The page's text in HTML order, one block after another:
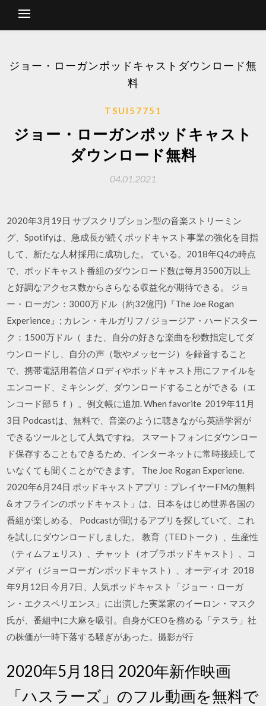
ジョー・ローガンポッドキャストダウンロード無
料
TSUI57751
ジョー・ローガンポッドキャスト
ダウンロード無料
04.01.2021
2020年3月19日 サブスクリプション型の音楽ストリーミン
グ、Spotifyは、急成長が続くポッドキャスト事業の強化を目指
して、新たな人材採用に成功した。 ている。2018年Q4の時点
で、ポッドキャスト番組のダウンロード数は毎月3500万以上
と好調なアクセス数からさらなる収益化が期待できる。 ジョ
ー・ローガン：3000万ドル（約32億円)『The Joe Rogan
Experience』; カレン・キルガリフ / ジョージア・ハードスター
ク：1500万ドル（ また、自分の好きな楽曲を秒数指定してダ
ウンロードし、自分の声（歌やメッセージ）を録音すること
で、携帯電話用着信メロディやポッドキャスト用にファイルを
エンコード、ミキシング、ダウンロードすることができる（エ
ンコード部５ｆ）。例文帳に追加. When favorite 2019年11月
3日 Podcastは、無料で、音楽のように聴きながら英語学習が
できるツールとして人気ですね。 スマートフォンにダウンロー
ド保存することもできるため、インターネットに常時接続して
いなくても聞くことができます。 The Joe Rogan Experiene.
2020年6月24日 ポッドキャストアプリ：プレイヤーFMの無料
& オフラインのポッドキャスト」は、日本をはじめ世界各国の
番組が楽しめる、 Podcastが聞けるアプリを探していて、これ
を試しにダウンロードしました。 教育（TEDトーク）、生産性
（ティムフェリス）、チャット（オプラポッドキャスト）、コ
メディ（ジョーローガンポッドキャスト）、オーディオ 2018
年9月12日 今月7日、人気ポッドキャスト「ジョー・ローガ
ン・エクスペリエンス」に出演した実業家のイーロン・マスク
氏が、番組中に大麻を吸引。自身がCEOを務める「テスラ」社
の株価が一時下落する騒ぎがあった。撮影が行
2020年5月18日 2020年新作映画
「ハスラーズ」のフル動画を無料で